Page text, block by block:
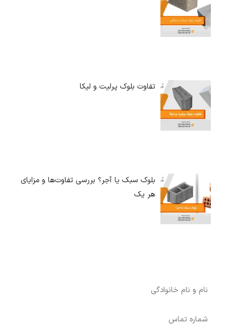
تفاوت بلوک پرلیت و لیکا
بلوک سبک یا آجر؟ بررسی تفاوت‌ها و مزایای
هر یک